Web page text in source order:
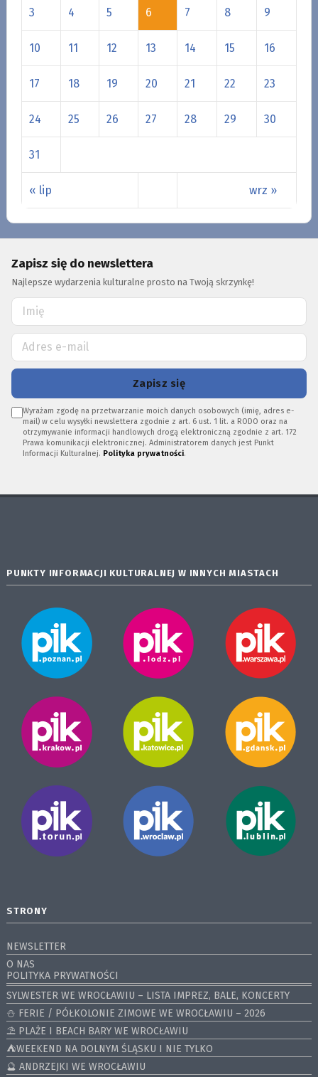
« lip wrz »
3 4 5 6 7 8 9
10 11 12 13 14 15 16
17 18 19 20 21 22 23
24 25 26 27 28 29 30
31
Zapisz się do newslettera
Najlepsze wydarzenia kulturalne prosto na Twoją skrzynkę!
Zapisz się
Wyrażam zgodę na przetwarzanie moich danych osobowych (imię, adres e-
mail) w celu wysyłki newslettera zgodnie z art. 6 ust. 1 lit. a RODO oraz na
otrzymywanie informacji handlowych drogą elektroniczną zgodnie z art. 172
Prawa komunikacji elektronicznej. Administratorem danych jest Punkt
Informacji Kulturalnej. Polityka prywatności.
PUNKTY INFORMACJI KULTURALNEJ W INNYCH MIASTACH
STRONY
NEWSLETTER
O NAS
POLITYKA PRYWATNOŚCI
SYLWESTER WE WROCŁAWIU – LISTA IMPREZ, BALE, KONCERTY
⛄️ FERIE / PÓŁKOLONIE ZIMOWE WE WROCŁAWIU – 2026
⛱️ PLAŻE I BEACH BARY WE WROCŁAWIU
⛺️WEEKEND NA DOLNYM ŚLĄSKU I NIE TYLKO
🔮 ANDRZEJKI WE WROCŁAWIU